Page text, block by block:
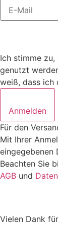
Ich stimme
genutzt
weiß, dass ich
Anmelden
Für den
Mit Ihrer
eingegebenen
Beachten Sie
AGB und
Vielen Dank